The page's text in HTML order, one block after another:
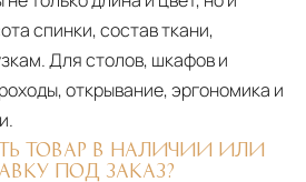
спинки, состав ткани,
Для столов, шкафов и
открывание, эргономика и
ТОВАР В НАЛИЧИИ ИЛИ
ПОД ЗАКАЗ?